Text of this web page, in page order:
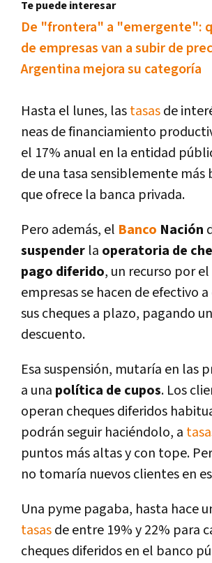
Te puede interesar
De "frontera" a "emergente":
de empresas van a subir de
Argentina mejora su categorí­a
Hasta el lunes, lastasasde
neas de financiamiento
el 17% anual en la entidad
de una tasa sensiblemente más
que ofrece la banca privada.
Pero además, el Banco Nación
suspender la operatoria de
pago diferido, un recurso por
empresas se hacen de efectivo
sus cheques a plazo, pagando
descuento.
Esa suspensión, mutarí­a en las
a una polí­tica de cupos. Los
operan cheques diferidos
podrán seguir haciéndolo, a
puntos más altas y con tope.
no tomarí­a nuevos clientes en
Una pyme pagaba, hasta hace
tasasde entre 19% y 22% para
cheques diferidos en el banco